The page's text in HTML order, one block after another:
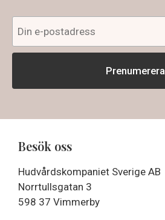
Besök oss
Hudvårdskompaniet Sverige AB
Norrtullsgatan 3
598 37 Vimmerby